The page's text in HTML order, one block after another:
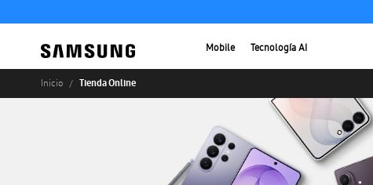
Mobile Tecnología AI
Inicio Tienda Online